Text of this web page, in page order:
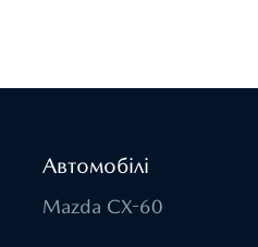
Автомобілі
Mazda CX-60